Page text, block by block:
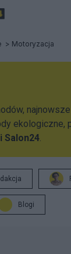
Motoryzacja
ekologiczne,
Salon24.
Blogi